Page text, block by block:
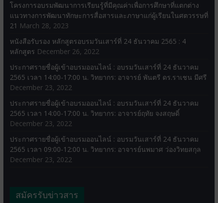
โครงการอบรมพัฒนาการเรียนรู้ที่มีคุณค่าเพื่อการศึกษาที่แตกต่าง
แนวทางการพัฒนาทักษะการสื่อสารและภาษาแก่ผู้เรียนในศตวรรษที่
21 March 28, 2023
หนังสือรับรอง หลักสูตรอบรมวันเสาร์ที่ 24 ธันวาคม 2565 : 4
หลักสูตร December 26, 2022
ประกาศรายชื่อผู้เข้าอบรมออนไลน์ : อบรมวันเสาร์ที่ 24 ธันวาคม
2565 เวลา 14:00-17:00 น. วิทยากร: อาจารย์ พันตรี ดร.ราเชน มีศรี
December 23, 2022
ประกาศรายชื่อผู้เข้าอบรมออนไลน์ : อบรมวันเสาร์ที่ 24 ธันวาคม
2565 เวลา 14:00-17:00 น. วิทยากร: อาจารย์ฤทัย จงสฤษดิ์
December 23, 2022
ประกาศรายชื่อผู้เข้าอบรมออนไลน์ : อบรมวันเสาร์ที่ 24 ธันวาคม
2565 เวลา 09:00-12:00 น. วิทยากร: อาจารย์นพมาศ ว่องวิทยสกุล
December 23, 2022
สมัครรับข่าวสาร